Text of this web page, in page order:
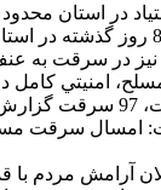
وي از کسب رتبه اول ميزان اعتماد به پليس در استان در سطح کشور خبرداد
خبرداد و گفت:
آرامش مردم